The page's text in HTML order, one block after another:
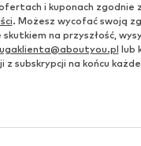
i kuponach zgodnie
. Możesz wycofać swoją
na przyszłość,
lub
z subskrypcji na końcu